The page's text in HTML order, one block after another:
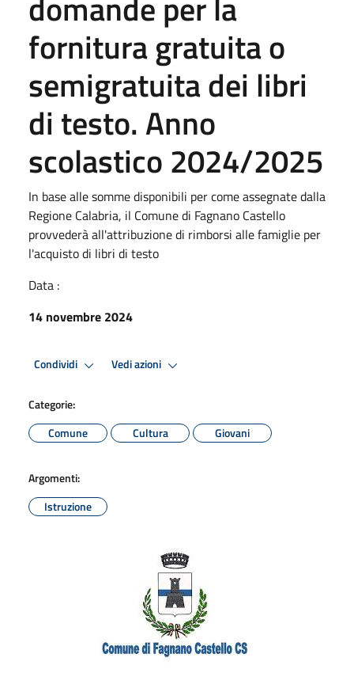
fornitura gratuita o
semigratuita dei libri
di testo. Anno
scolastico 2024/2025
In base alle somme disponibili per come assegnate dalla
Regione Calabria, il Comune di Fagnano Castello
provvederà all'attribuzione di rimborsi alle famiglie per
l'acquisto di libri di testo
Data :
14 novembre 2024
Condividi Vedi azioni
Categorie:
Comune
Cultura Giovani
Argomenti:
Istruzione